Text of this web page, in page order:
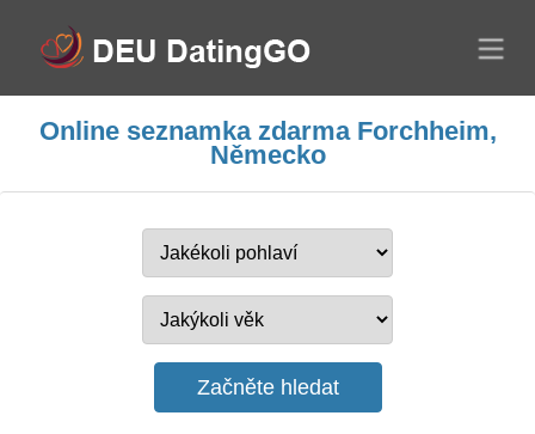
Online seznamka zdarma Forchheim,
Německo